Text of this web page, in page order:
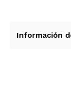
Información